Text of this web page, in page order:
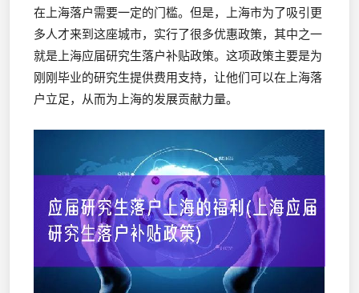
在上海落户需要一定的门槛。但是，上海市为了吸引更
多人才来到这座城市，实行了很多优惠政策，其中之一
就是上海应届研究生落户补贴政策。这项政策主要是为
刚刚毕业的研究生提供费用支持，让他们可以在上海落
户立足，从而为上海的发展贡献力量。